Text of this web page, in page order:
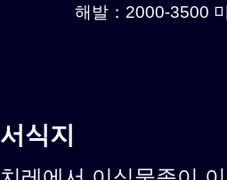
해발：2000-3500
서식지